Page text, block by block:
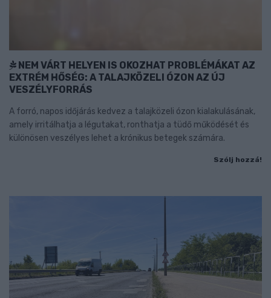
NEM VÁRT HELYEN IS OKOZHAT PROBLÉMÁKAT AZ
EXTRÉM HŐSÉG: A TALAJKÖZELI ÓZON AZ ÚJ
VESZÉLYFORRÁS
A forró, napos időjárás kedvez a talajközeli ózon kialakulásának,
amely irritálhatja a légutakat, ronthatja a tüdő működését és
különösen veszélyes lehet a krónikus betegek számára.
Szólj hozzá!